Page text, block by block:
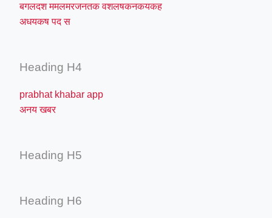
बगलदश ममलमरजनतक वशलषकनकयकह
अधयकष पद स
Heading H4
prabhat khabar app
अनय खबर
Heading H5
Heading H6